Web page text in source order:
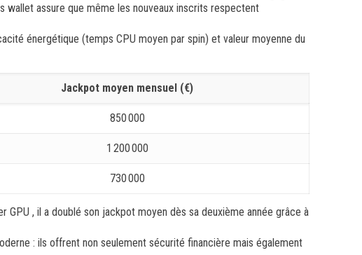
wallet assure que même les nouveaux inscrits respectent
énergétique (temps CPU moyen par spin) et valeur moyenne du
Jackpot moyen mensuel (€)
850 000
1 200 000
730 000
, il a doublé son jackpot moyen dès sa deuxième année grâce à
: ils offrent non seulement sécurité financière mais également